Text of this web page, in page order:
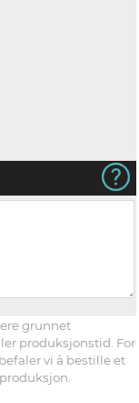
grunnet
produksjonstid. For
vi å bestille et